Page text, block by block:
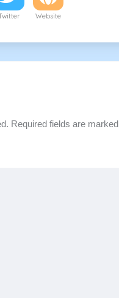
Website
Required fields are marked